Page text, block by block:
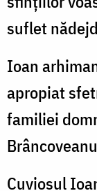
suflet
Ioan
apropiat
familiei
Cuviosul